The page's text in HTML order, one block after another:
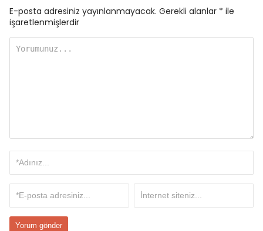
E-posta adresiniz yayınlanmayacak. Gerekli alanlar * ile
işaretlenmişlerdir